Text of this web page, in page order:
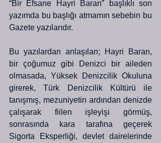
“Bir Efsane Hayri Baran” başlıklı son
yazımda bu başlığı atmamın sebebin bu
Gazete yazılarıdır.
Bu yazılardan anlaşılan; Hayri Baran,
bir çoğumuz gibi Denizci bir aileden
olmasada, Yüksek Denizcilik Okuluna
girerek, Türk Denizcilik Kültürü ile
tanışmış, mezuniyetin ardından denizde
çalışarak fiilen işleyişi görmüş,
sonrasında kara tarafına geçerek
Sigorta Eksperliği, devlet dairelerinde